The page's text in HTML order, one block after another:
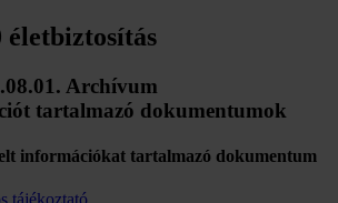
életbiztosítás
Archívum
tartalmazó dokumentumok
információkat tartalmazó dokumentum